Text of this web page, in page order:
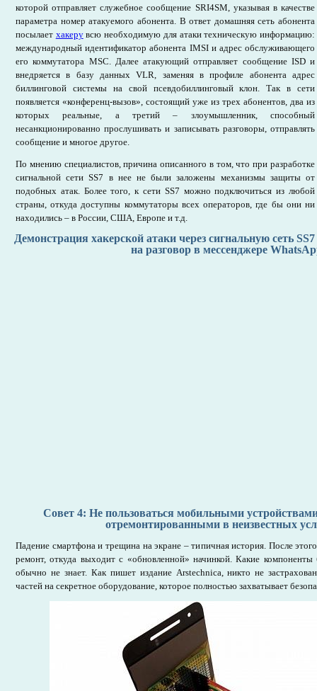
которой отправляет служебное сообщение SRI4SM, указывая в качестве
параметра номер атакуемого абонента. В ответ домашняя сеть абонента
посылает хакерувсю необходимую для атаки техническую информацию:
международный идентификатор абонента IMSI и адрес обслуживающего
его коммутатора MSC. Далее атакующий отправляет сообщение ISD и
внедряется в базу данных VLR, заменяя в профиле абонента адрес
биллинговой системы на свой псевдобиллинговый клон. Так в сети
появляется «конференц-вызов», состоящий уже из трех абонентов, два из
которых реальные, а третий – злоумышленник, способный
несанкционированно прослушивать и записывать разговоры, отправлять
сообщение и многое другое.
По мнению специалистов, причина описанного в том, что при разработке
сигнальной сети SS7 в нее не были заложены механизмы защиты от
подобных атак. Более того, к сети SS7 можно подключиться из любой
страны, откуда доступны коммутаторы всех операторов, где бы они ни
находились – в России, США, Европе и т.д.
Демонстрация хакерской атаки через сигнальную сеть SS7
на разговор в мессенджере
Совет 4: Не пользоваться мобильными
отремонтированными в неизвестных
Падение смартфона и трещина на экране – типичная история. После
ремонт, откуда выходит с «обновленной» начинкой. Какие компоненты
обычно не знает. Как пишет издание Arstechnica, никто не
частей на секретное оборудование, которое полностью захватывает